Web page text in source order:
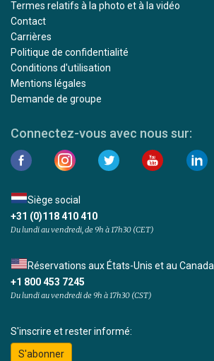
Termes relatifs à la photo et à la vidéo
Contact
Carrières
Politique de confidentialité
Conditions d'utilisation
Mentions légales
Demande de groupe
Connectez-vous avec nous sur:
Siège social
+31 (0)118 410 410
Du lundi au vendredi, de 9h à 17h30 (CET)
Réservations aux États-Unis et au Canada
+1 800 453 7245
Du lundi au vendredi de 9h à 17h30 (CST)
S'inscrire et rester informé:
S'abonner